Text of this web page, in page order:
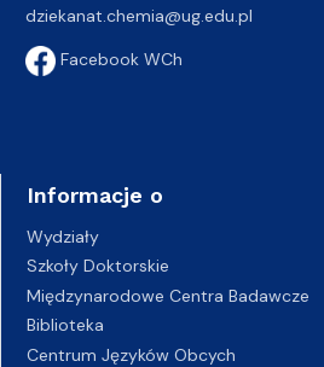
dziekanat.chemia@ug.edu.pl
Facebook WCh
Informacje o
Wydziały
Szkoły Doktorskie
Międzynarodowe Centra Badawcze
Biblioteka
Centrum Języków Obcych